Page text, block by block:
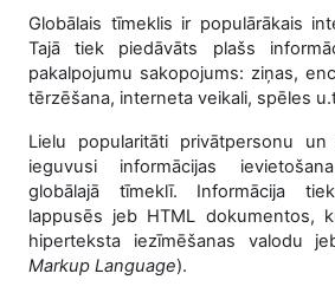
Globālais tīmeklis ir populārākais
Tajā tiek piedāvāts plašs
pakalpojumu sakopojums: ziņas,
tērzēšana, interneta veikali, spēles
Lielu popularitāti privātpersonu
ieguvusi informācijas
globālajā tīmeklī. Informācija
lappusēs jeb HTML dokumentos,
hiperteksta iezīmēšanas valodu
Markup Language).